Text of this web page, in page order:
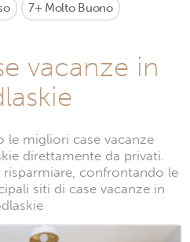
7+ Molto Buono
vacanze in
le migliori case vacanze
direttamente da privati.
confrontando le
siti di case vacanze in